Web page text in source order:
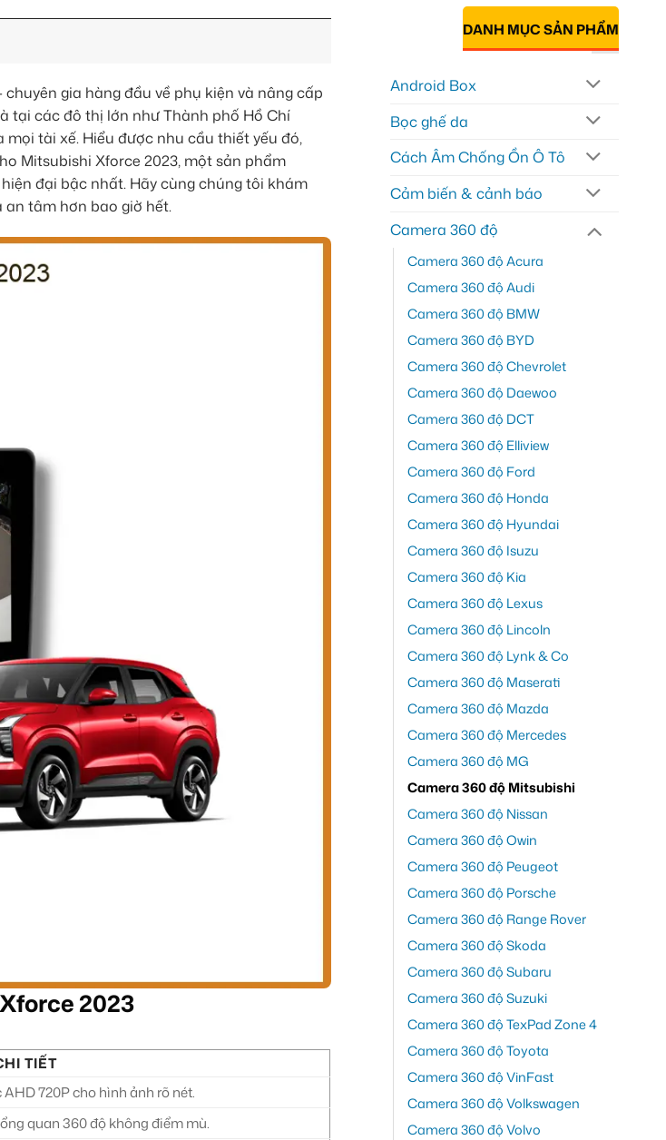
gia hàng đầu về phụ kiện và nâng cấp
tại các đô thị lớn như Thành phố Hồ Chí
tài xế. Hiểu được nhu cầu thiết yếu đó,
Mitsubishi Xforce 2023, một sản phẩm
đại bậc nhất. Hãy cùng chúng tôi khám
tâm hơn bao giờ hết.
2023
TIẾT
AHD 720P cho hình ảnh rõ nét.
quan 360 độ không điểm mù.
DANH MỤC SẢN PHẨM
Android Box
Bọc ghế da
Cách Âm Chống Ồn Ô Tô
Cảm biến & cảnh báo
Camera 360 độ
Camera 360 độ Acura
Camera 360 độ Audi
Camera 360 độ BMW
Camera 360 độ BYD
Camera 360 độ Chevrolet
Camera 360 độ Daewoo
Camera 360 độ DCT
Camera 360 độ Elliview
Camera 360 độ Ford
Camera 360 độ Honda
Camera 360 độ Hyundai
Camera 360 độ Isuzu
Camera 360 độ Kia
Camera 360 độ Lexus
Camera 360 độ Lincoln
Camera 360 độ Lynk & Co
Camera 360 độ Maserati
Camera 360 độ Mazda
Camera 360 độ Mercedes
Camera 360 độ MG
Camera 360 độ Mitsubishi
Camera 360 độ Nissan
Camera 360 độ Owin
Camera 360 độ Peugeot
Camera 360 độ Porsche
Camera 360 độ Range Rover
Camera 360 độ Skoda
Camera 360 độ Subaru
Camera 360 độ Suzuki
Camera 360 độ TexPad Zone 4
Camera 360 độ Toyota
Camera 360 độ VinFast
Camera 360 độ Volkswagen
Camera 360 độ Volvo